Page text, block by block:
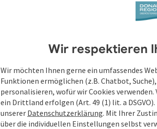
Wir respektieren
Wir möchten Ihnen gerne ein umfassendes
Funktionen ermöglichen (z.B. Chatbot,
personalisieren, wofür wir Cookies
ein Drittland erfolgen (Art. 49 (1) lit. a
unserer Datenschutzerklärung. Mit Ihrer
über die individuellen Einstellungen selbst